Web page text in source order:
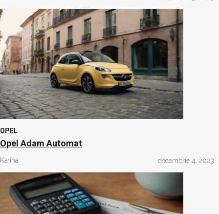
OPEL
Opel Adam Automat
Karina decembrie 4, 2023